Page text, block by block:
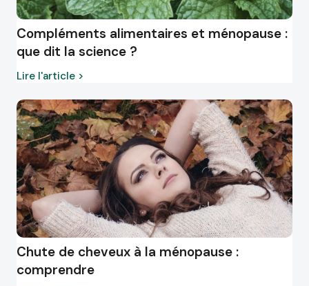
Compléments alimentaires et ménopause :
que dit la science ?
Lire l'article >
Chute de cheveux à la ménopause :
comprendre